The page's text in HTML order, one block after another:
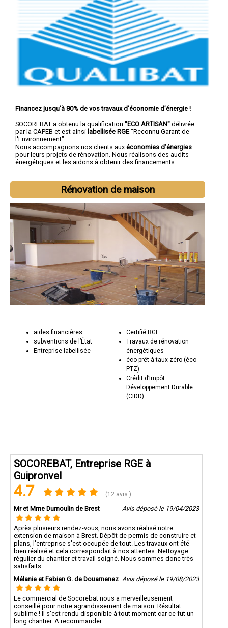
Financez jusqu'à 80% de vos travaux d'économie d’énergie !
SOCOREBAT a obtenu la qualification "ECO ARTISAN" délivrée
par la CAPEB et est ainsi labellisée RGE "Reconnu Garant de
l'Environnement".
Nous accompagnons nos clients aux économies d’énergies
pour leurs projets de rénovation. Nous réalisons des audits
énergétiques et les aidons à obtenir des financements.
Rénovation de maison
Certifié RGE
Travaux de rénovation
énergétiques
éco-prêt à taux zéro (éco-
PTZ)
Crédit d’Impôt
Développement Durable
(CIDD)
aides financières
subventions de l’État
Entreprise labellisée
SOCOREBAT, Entreprise RGE à
Guipronvel
4.7 (12 avis )
Mr et Mme Dumoulin de Brest Avis déposé le 19/04/2023
Après plusieurs rendez-vous, nous avons réalisé notre
extension de maison à Brest. Dépôt de permis de construire et
plans, l'entreprise s'est occupée de tout. Les travaux ont été
bien réalisé et cela correspondait à nos attentes. Nettoyage
régulier du chantier et travail soigné. Nous sommes donc très
satisfaits.
Mélanie et Fabien G. de Douarnenez Avis déposé le 19/08/2023
Le commercial de Socorebat nous a merveilleusement
conseillé pour notre agrandissement de maison. Résultat
sublime ! Il s'est rendu disponible à tout moment car ce fut un
long chantier. A recommander